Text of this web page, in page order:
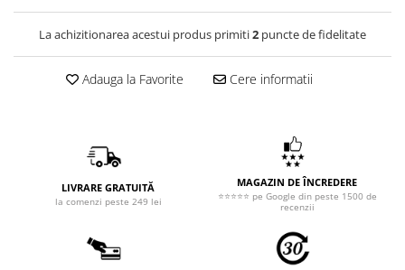
La achizitionarea acestui produs primiti2 puncte de fidelitate
Adauga la Favorite Cere informatii
LIVRARE GRATUITĂ
la comenzi peste 249 lei
MAGAZIN DE ÎNCREDERE
⭐⭐⭐⭐⭐ pe Google din peste 1500 de
recenzii